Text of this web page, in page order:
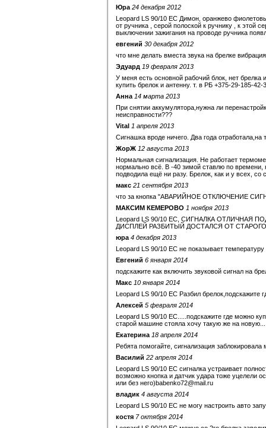
Юра 24 декабря 2012
Leopard LS 90/10 EC Димон, оранжево
от ручника , серой полоской к ручнику , к этой
выключении зажигания на проводе ручника
евгений 30 декабря 2012
что мне делать вместа звука на брелке
Эдуард 19 февраля 2013
У меня есть основной рабочий блок, нет
купить брелок и антенну. т. в РБ +375-29-185-
Анна 14 марта 2013
При снятии аккумулятора,нужна ли
неисправности???
Vital 1 апреля 2013
Сигнашка вроде ничего. Два года
ЖорЖ 12 августа 2013
Нормальная сигнализация. Не работает
нормально всё. В -40 зимой ставлю по времени,
подводила ещё ни разу. Брелок, как и у всех, со
макс 21 сентября 2013
что за кнопка "АВАРИЙНОЕ ОТКЛЮЧЕНИЕ
МАКСИМ КЕМЕРОВО 1 ноября 2013
Leopard LS 90/10 EC, СИГНАЛКА ОТЛИЧНАЯ
ДИСПЛЕЙ РАЗБИТЫЙ ДОСТАЛСЯ ОТ СТАРОГО
юра 4 декабря 2013
Leopard LS 90/10 EC не показывает температуру
Евгений 6 января 2014
подскажите как включить звуковой сигнал на
Макс 10 января 2014
Leopard LS 90/10 EC Разбил брелок,подскажите
Алексей 5 февраля 2014
Leopard LS 90/10 EC.....подскажите где можно
старой машине стояла хочу такую же на
Екатерина 18 апреля 2014
Ребята помогайте, сигнализация
Василий 22 апреля 2014
Leopard LS 90/10 EC сигналка устраивает
возможно кнопка и датчик удара тоже уцелели
или без него)babenko72@mail.ru
владик 4 августа 2014
Leopard LS 90/10 EC не могу настроить авто
костя 7 октября 2014